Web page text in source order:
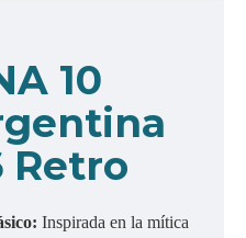
10
Retro
Inspirada en la mítica